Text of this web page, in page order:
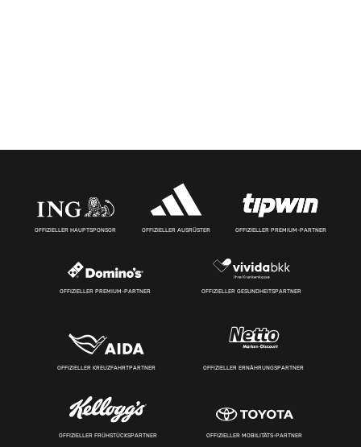
OFFIZIELLER HAUPTSPONSOR OFFIZIELLER AUSRÜSTER OFFIZIELLER PREMIUM-PARTNER
OFFIZIELLER PREMIUM-PARTNER OFFIZIELLER GESUNDHEITSPARTNER
OFFIZIELLER KREUZFAHRTPARTNER OFFIZIELLER ERNÄHRUNGSPARTNER
OFFIZIELLER FRÜHSTÜCKSPARTNER OFFIZIELLER MOBILITÄTS-PARTNER